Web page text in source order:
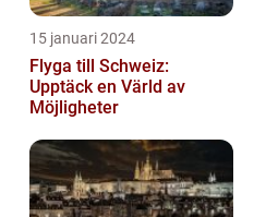
15 januari 2024
Flyga till Schweiz:
Upptäck en Värld av
Möjligheter